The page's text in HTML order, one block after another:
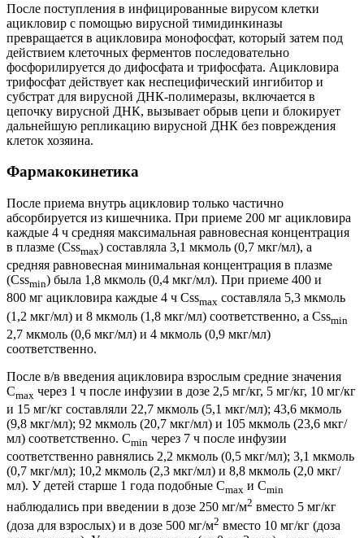
После поступления в инфицированные вирусом клетки
ацикловир с помощью вирусной тимидинкиназы
превращается в ацикловира монофосфат, который затем под
действием клеточных ферментов последовательно
фосфорилируется до дифосфата и трифосфата. Ацикловира
трифосфат действует как неспецифический ингибитор и
субстрат для вирусной ДНК-полимеразы, включается в
цепочку вирусной ДНК, вызывает обрыв цепи и блокирует
дальнейшую репликацию вирусной ДНК без повреждения
клеток хозяина.
Фармакокинетика
После приема внутрь ацикловир только частично
абсорбируется из кишечника. При приеме 200 мг ацикловира
каждые 4 ч средняя максимальная равновесная концентрация
в плазме (Cssmax) составляла 3,1 мкмоль (0,7 мкг/мл), а
средняя равновесная минимальная концентрация в плазме
(Cssmin) была 1,8 мкмоль (0,4 мкг/мл). При приеме 400 и
800 мг ацикловира каждые 4 ч Cssmax составляла 5,3 мкмоль
(1,2 мкг/мл) и 8 мкмоль (1,8 мкг/мл) соответственно, а Cssmin
2,7 мкмоль (0,6 мкг/мл) и 4 мкмоль (0,9 мкг/мл)
соответственно.
После в/в введения ацикловира взрослым средние значения
Сmax через 1 ч после инфузии в дозе 2,5 мг/кг, 5 мг/кг, 10 мг/кг
и 15 мг/кг составляли 22,7 мкмоль (5,1 мкг/мл); 43,6 мкмоль
(9,8 мкг/мл); 92 мкмоль (20,7 мкг/мл) и 105 мкмоль (23,6 мкг/
мл) соответственно. Сmin через 7 ч после инфузии
соответственно равнялись 2,2 мкмоль (0,5 мкг/мл); 3,1 мкмоль
(0,7 мкг/мл); 10,2 мкмоль (2,3 мкг/мл) и 8,8 мкмоль (2,0 мкг/
мл). У детей старше 1 года подобные Сmax и Сmin
наблюдались при введении в дозе 250 мг/м2 вместо 5 мг/кг
(доза для взрослых) и в дозе 500 мг/м2 вместо 10 мг/кг (доза